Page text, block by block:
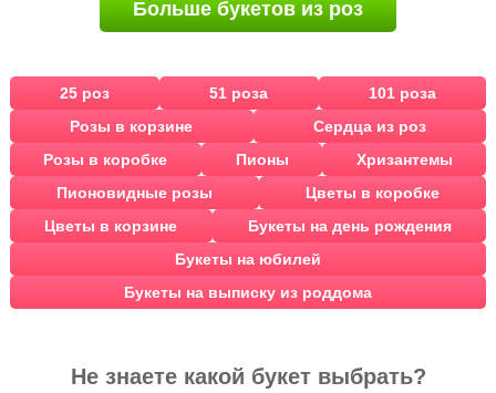
Больше букетов из роз
25 роз 51 роза
101 роза
Розы в корзине
Сердца из роз
Розы в коробке
Пионы
Хризантемы
Пионовидные розы
Цветы в коробке
Цветы в корзине
Букеты на день рождения
Букеты на юбилей
Букеты на выписку из роддома
Не знаете какой букет выбрать?